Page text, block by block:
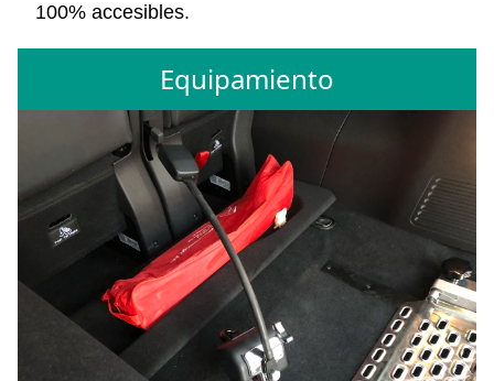
100% accesibles.
Equipamiento